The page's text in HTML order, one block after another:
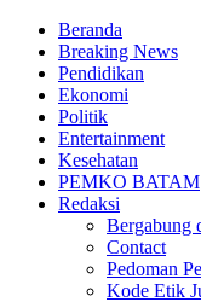
Beranda
Breaking News
Pendidikan
Ekonomi
Politik
Entertainment
Kesehatan
PEMKO BATAM
Redaksi
Bergabung
Contact
Pedoman
Kode Etik